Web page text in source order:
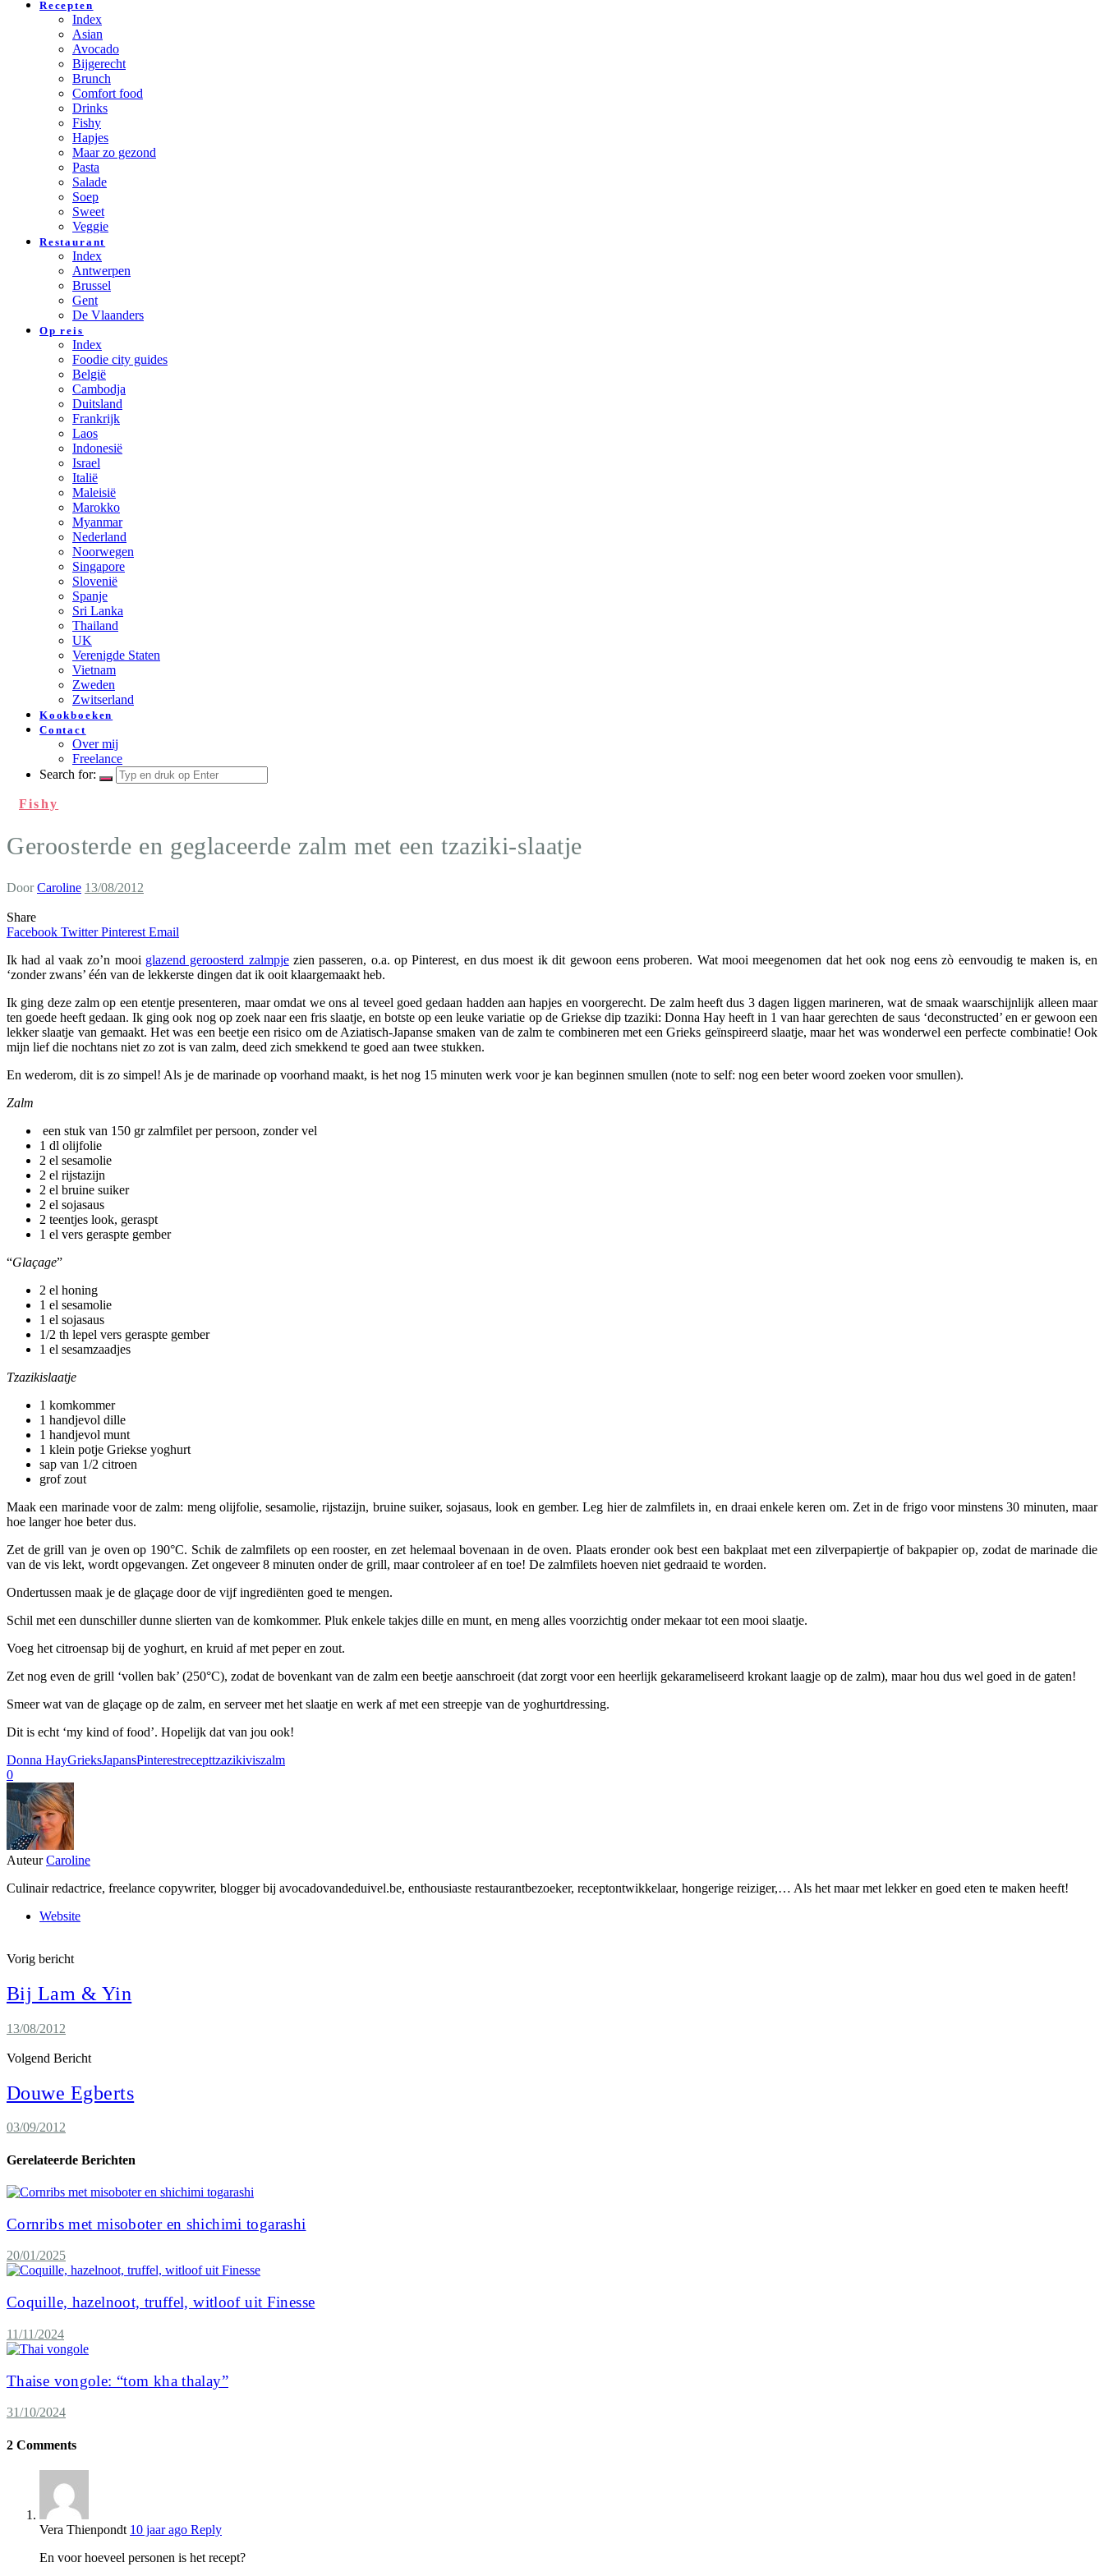
Recepten
Index
Asian
Avocado
Bijgerecht
Brunch
Comfort food
Drinks
Fishy
Hapjes
Maar zo gezond
Pasta
Salade
Soep
Sweet
Veggie
Restaurant
Index
Antwerpen
Brussel
Gent
De Vlaanders
Op reis
Index
Foodie city guides
België
Cambodja
Duitsland
Frankrijk
Laos
Indonesië
Israel
Italië
Maleisië
Marokko
Myanmar
Nederland
Noorwegen
Singapore
Slovenië
Spanje
Sri Lanka
Thailand
UK
Verenigde Staten
Vietnam
Zweden
Zwitserland
Kookboeken
Contact
Over mij
Freelance
Search for:
Fishy
Geroosterde en geglaceerde zalm met een tzaziki-slaatje
Door Caroline 13/08/2012
Share
Facebook Twitter Pinterest Email
Ik had al vaak zo’n mooi glazend geroosterd zalmpjezien passeren, o.a. op Pinterest, en dus moest ik dit gewoon eens proberen. Wat mooi meegenomen dat het ook nog eens zò eenvoudig te maken is, en
‘zonder zwans’ één van de lekkerste dingen dat ik ooit klaargemaakt heb.
Ik ging deze zalm op een etentje presenteren, maar omdat we ons al teveel goed gedaan hadden aan hapjes en voorgerecht. De zalm heeft dus 3 dagen liggen marineren, wat de smaak waarschijnlijk alleen maar
ten goede heeft gedaan. Ik ging ook nog op zoek naar een fris slaatje, en botste op een leuke variatie op de Griekse dip tzaziki: Donna Hay heeft in 1 van haar gerechten de saus ‘deconstructed’ en er gewoon een
lekker slaatje van gemaakt. Het was een beetje een risico om de Aziatisch-Japanse smaken van de zalm te combineren met een Grieks geïnspireerd slaatje, maar het was wonderwel een perfecte combinatie! Ook
mijn lief die nochtans niet zo zot is van zalm, deed zich smekkend te goed aan twee stukken.
En wederom, dit is zo simpel! Als je de marinade op voorhand maakt, is het nog 15 minuten werk voor je kan beginnen smullen (note to self: nog een beter woord zoeken voor smullen).
Zalm
een stuk van 150 gr zalmfilet per persoon, zonder vel
1 dl olijfolie
2 el sesamolie
2 el rijstazijn
2 el bruine suiker
2 el sojasaus
2 teentjes look, geraspt
1 el vers geraspte gember
“Glaçage”
2 el honing
1 el sesamolie
1 el sojasaus
1/2 th lepel vers geraspte gember
1 el sesamzaadjes
Tzazikislaatje
1 komkommer
1 handjevol dille
1 handjevol munt
1 klein potje Griekse yoghurt
sap van 1/2 citroen
grof zout
Maak een marinade voor de zalm: meng olijfolie, sesamolie, rijstazijn, bruine suiker, sojasaus, look en gember. Leg hier de zalmfilets in, en draai enkele keren om. Zet in de frigo voor minstens 30 minuten, maar
hoe langer hoe beter dus.
Zet de grill van je oven op 190°C. Schik de zalmfilets op een rooster, en zet helemaal bovenaan in de oven. Plaats eronder ook best een bakplaat met een zilverpapiertje of bakpapier op, zodat de marinade die
van de vis lekt, wordt opgevangen. Zet ongeveer 8 minuten onder de grill, maar controleer af en toe! De zalmfilets hoeven niet gedraaid te worden.
Ondertussen maak je de glaçage door de vijf ingrediënten goed te mengen.
Schil met een dunschiller dunne slierten van de komkommer. Pluk enkele takjes dille en munt, en meng alles voorzichtig onder mekaar tot een mooi slaatje.
Voeg het citroensap bij de yoghurt, en kruid af met peper en zout.
Zet nog even de grill ‘vollen bak’ (250°C), zodat de bovenkant van de zalm een beetje aanschroeit (dat zorgt voor een heerlijk gekarameliseerd krokant laagje op de zalm), maar hou dus wel goed in de gaten!
Smeer wat van de glaçage op de zalm, en serveer met het slaatje en werk af met een streepje van de yoghurtdressing.
Dit is echt ‘my kind of food’. Hopelijk dat van jou ook!
Donna HayGrieksJapansPinterestrecepttzazikiviszalm
0
Auteur Caroline
Culinair redactrice, freelance copywriter, blogger bij avocadovandeduivel.be, enthousiaste restaurantbezoeker, receptontwikkelaar, hongerige reiziger,… Als het maar met lekker en goed eten te maken heeft!
Website
Vorig bericht
Bij Lam & Yin
13/08/2012
Volgend Bericht
Douwe Egberts
03/09/2012
Gerelateerde Berichten
Cornribs met misoboter en shichimi togarashi
20/01/2025
Coquille, hazelnoot, truffel, witloof uit Finesse
11/11/2024
Thaise vongole: “tom kha thalay”
31/10/2024
2 Comments
Vera Thienpondt 10 jaar ago Reply
En voor hoeveel personen is het recept?